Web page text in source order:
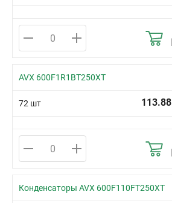
AVX 600F1R1BT250XT
72 шт 113.88
Конденсаторы AVX 600F110FT250XT